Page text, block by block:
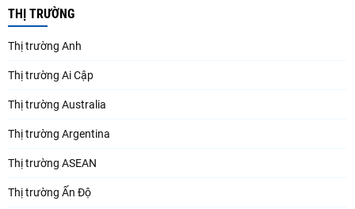
THỊ TRƯỜNG
Thị trường Anh
Thị trường Ai Cập
Thị trường Australia
Thị trường Argentina
Thị trường ASEAN
Thị trường Ấn Độ